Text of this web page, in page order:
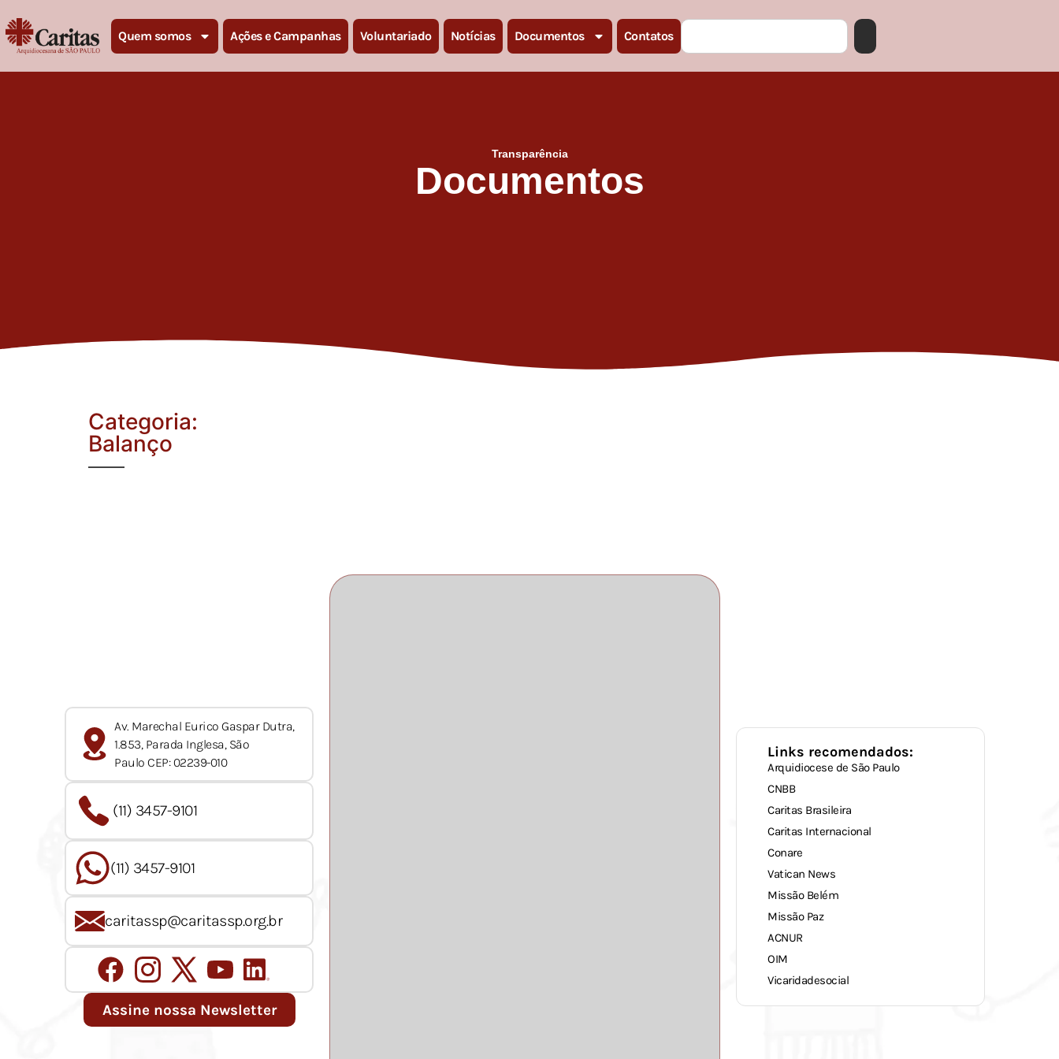
Quem somos Ações e Campanhas Voluntariado Notícias Documentos Contatos
Transparência
Documentos
Categoria:
Balanço
Av. Marechal Eurico Gaspar Dutra,
1.853, Parada Inglesa, São
Paulo CEP: 02239-010
(11) 3457-9101
(11) 3457-9101
caritassp@caritassp.org.br
Assine nossa Newsletter
Links recomendados:
Arquidiocese de São Paulo
CNBB
Caritas Brasileira
Caritas Internacional
Conare
Vatican News
Missão Belém
Missão Paz
ACNUR
OIM
Vicaridadesocial